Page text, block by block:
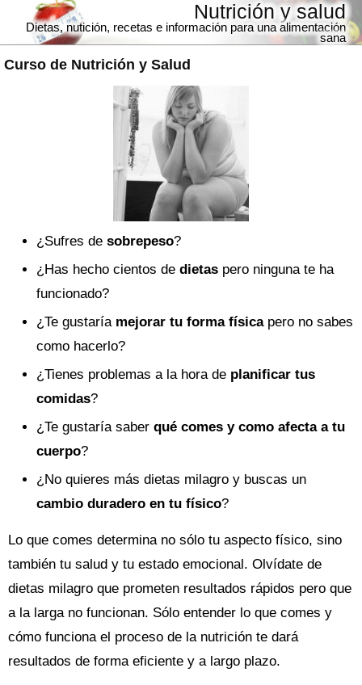
Curso de Nutrición y Salud
Nutrición y salud
Dietas, nutición, recetas e información para una alimentación
sana
¿Sufres de sobrepeso?
¿Has hecho cientos de dietas pero ninguna te ha
funcionado?
¿Te gustaría mejorar tu forma físicapero no sabes
como hacerlo?
¿Tienes problemas a la hora de planificar tus
comidas?
¿Te gustaría saber qué comes y como afecta a tu
cuerpo?
¿No quieres más dietas milagro y buscas un
cambio duradero en tu físico?
Lo que comes determina no sólo tu aspecto físico, sino
también tu salud y tu estado emocional. Olvídate de
dietas milagro que prometen resultados rápidos pero que
a la larga no funcionan. Sólo entender lo que comes y
cómo funciona el proceso de la nutrición te dará
resultados de forma eficiente y a largo plazo.